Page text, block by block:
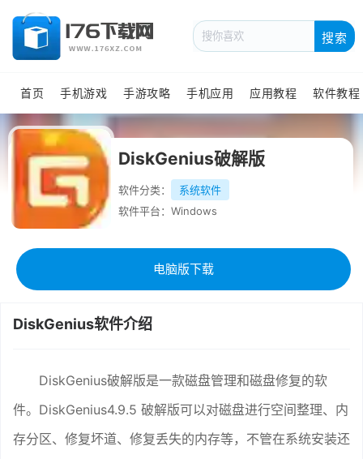
搜索
首页 手机游戏 手游攻略 手机应用 应用教程 软件教程
DiskGenius破解版
软件分类：
系统软件
软件平台：Windows
电脑版下载
DiskGenius软件介绍
DiskGenius破解版是一款磁盘管理和磁盘修复的软
件。DiskGenius4.9.5 破解版可以对磁盘进行空间整理、内
存分区、修复坏道、修复丢失的内存等，不管在系统安装还